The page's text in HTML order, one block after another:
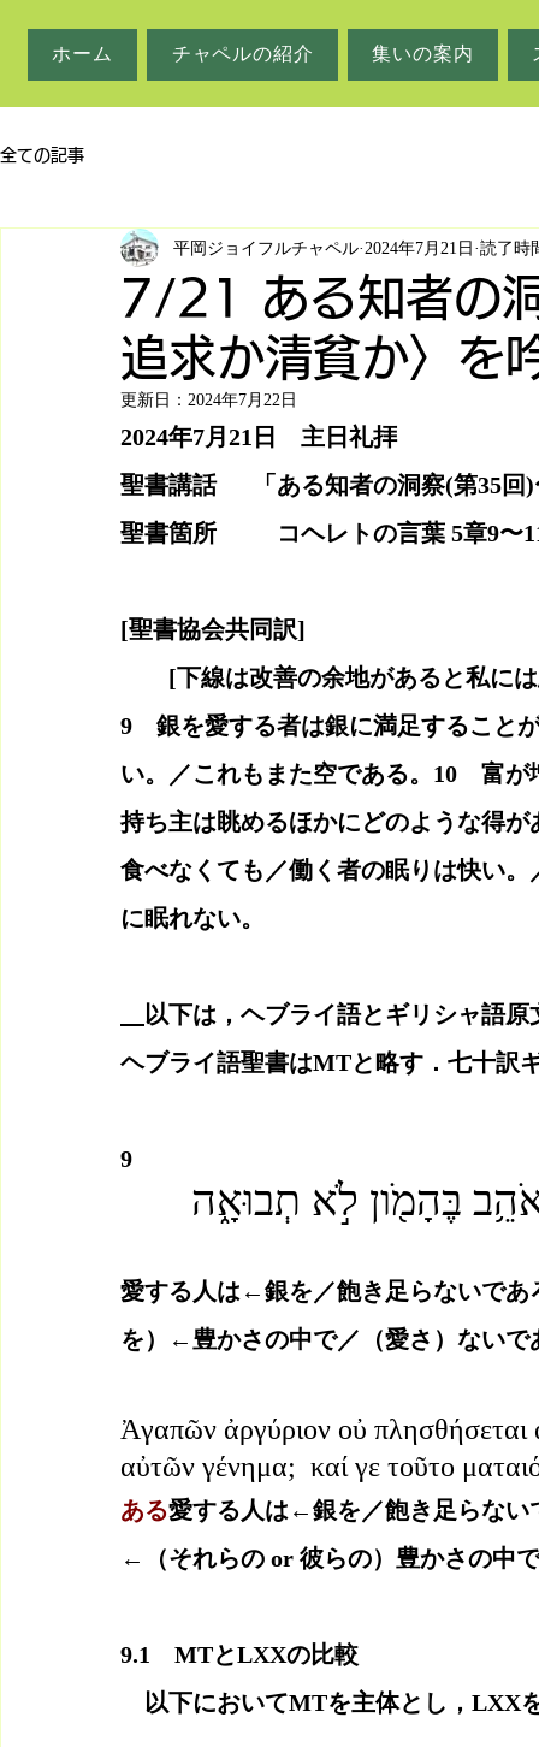
ホーム チャペルの紹介 集いの案内
全ての記事
7/21 ある知者の
追求か清貧か〉を
平岡ジョイフルチャペル 2024年7月21日 読了時
更新日： 2024年7月22日
2024年7月21日　主日礼拝
聖書講話　  「ある知者の洞察(第35
聖書箇所　　  コヘレトの言葉 5章9〜
[聖書協会共同訳]
[下線は改善の余地があると私には
9　銀を愛する者は銀に満足すること
い。／これもまた空である。10　富
持ち主は眺めるほかにどのような得
食べなくても／働く者の眠りは快い
に眠れない。
以下は，ヘブライ語とギリシャ語
ヘブライ語聖書はMTと略す．七十訳
9
בֶּהָמֹ֖ון לֹ֣א תְבוּאָ֑ה
愛する人は←銀を／飽き足らないで
を）←豊かさの中で／（愛さ）ない
Ἀγαπῶν ἀργύριον οὐ πλησθήσεται
αὐτῶν γένημα;  καί γε τοῦτο
ある愛する人は←銀を／飽き足らな
←（それらの or 彼らの）豊かさの中
9.1　MTとLXXの比較
以下においてMTを主体とし，LXX